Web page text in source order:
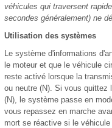
véhicules qui traversent
secondes généralement) ne
Utilisation des systèmes
Le système d'informations
le moteur et que le véhicule
reste activé lorsque la
ou neutre (N). Si vous quittez
(N), le système passe en
vous repassez en marche
mort se réactive si le